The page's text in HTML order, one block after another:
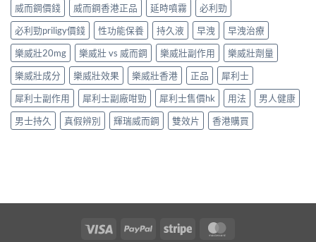
威而鋼價錢
威而鋼香港正品 延時噴霧
必利勁
必利勁priligy價錢
性功能保養 持久液 早洩
早洩治療
樂威壯20mg
樂威壯 vs 威而鋼 樂威壯副作用
樂威壯劑量
樂威壯成分
樂威壯效果 樂威壯香港 正品
犀利士
犀利士副作用
犀利士副廠咁勁 犀利士售價hk 用法
男人健康
男士持久
真假辨別 輝瑞威而鋼 雙效片 香港購買
Visa PayPal Stripe